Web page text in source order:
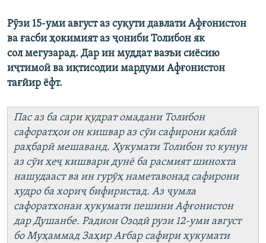
Рӯзи 15-уми август аз суқути давлати Афғонистон
ва ғасби ҳокимият аз ҷониби Толибон як
сол мегузарад. Дар ин муддат вазъи сиёсию
иҷтимоӣ ва иқтисодии мардуми Афғонистон
тағйир ёфт.
Пас аз ба сари қудрат омадани Толибон
сафоратҳои он кишвар аз сӯи сафирони қаблӣ
раҳбарӣ мешаванд. Ҳукумати Толибон то кунун
аз сӯи ҳеҷ кишвари дунё ба расмият шинохта
нашудааст ва ин гурӯҳ наметавонад сафирони
худро ба хориҷ бифиристад. Аз ҷумла
сафоратхонаи ҳукумати пешини Афғонистон
дар Душанбе. Радиои Озодӣ рузи 12-уми август
бо Муҳаммад Заҳир Ағбар сафири ҳукумати